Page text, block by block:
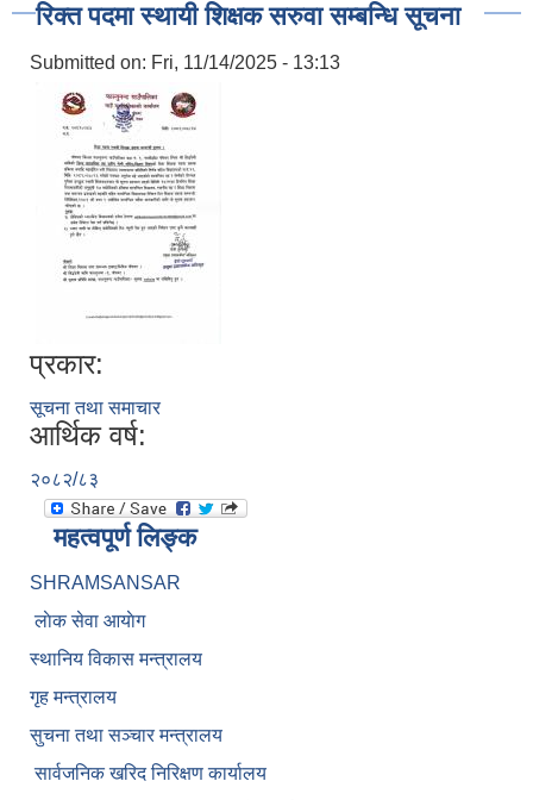
रिक्त पदमा स्थायी शिक्षक सरुवा सम्बन्धि सूचना
Submitted on: Fri, 11/14/2025 - 13:13
प्रकार:
सूचना तथा समाचार
आर्थिक वर्ष:
२०८२/८३
महत्वपूर्ण लिङ्क
SHRAMSANSAR
लाेक सेवा आयाेग
स्थानिय विकास मन्त्रालय
गृह मन्त्रालय
सुचना तथा सञ्चार मन्त्रालय
सार्वजनिक खरिद निरिक्षण कार्यालय